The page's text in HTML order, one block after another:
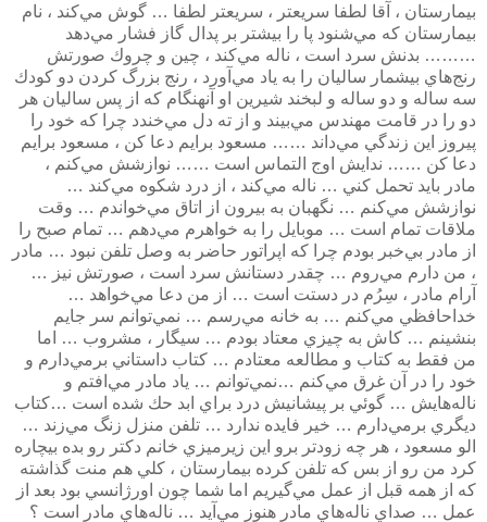
بيمارستان ، آقا لطفا سريعتر ، سريعتر لطفا … گوش مي‌كند ، ‌نام
بيمارستان كه مي‌شنود پا را بيشتر بر پدال گاز فشار مي‌دهد
……… بدنش سرد است ،‌ ناله مي‌كند ، ‌چين و چروك صورتش
رنج‌هاي بيشمار ساليان را به ياد مي‌آورد ، رنج بزرگ كردن دو كودك
سه ساله و دو ساله و لبخند شيرين او آنهنگام كه از پس ساليان هر
دو را در قامت مهندس مي‌بيند و از ته دل مي‌خندد چرا كه خود را
پيروز اين زندگي مي‌داند …… مسعود برايم دعا كن ،‌ مسعود برايم
دعا كن …… ندايش اوج التماس است …… نوازشش مي‌كنم ،‌
مادر بايد تحمل كني … ناله مي‌كند ، ‌از درد شكوه مي‌كند …
نوازشش مي‌كنم … نگهبان به بيرون از اتاق مي‌خواندم … وقت
ملاقات تمام است … موبايل را به خواهرم مي‌دهم … تمام صبح را
از مادر بي‌خبر بودم چرا كه اپراتور حاضر به وصل تلفن نبود … مادر
، من دارم مي‌روم … چقدر دستانش سرد است ، صورتش نيز …
آرام مادر ، سِرُم در دستت است … از من دعا مي‌خواهد …
خداحافظي مي‌كنم … به خانه مي‌رسم … نمي‌توانم سر جايم
بنشينم … كاش به چيزي معتاد بودم … سيگار ، مشروب … اما
من فقط به كتاب و مطالعه معتادم … كتاب داستاني برمي‌دارم و
خود را در آن غرق مي‌كنم …نمي‌توانم … ياد مادر مي‌افتم و
ناله‌هايش … گوئي بر پيشانيش درد براي ابد حك شده است …كتاب
ديگري بر‌مي‌دارم … خير فايده ندارد … تلفن منزل زنگ مي‌زند …
الو مسعود ، هر چه زودتر برو اين زيرميزي خانم دكتر رو بده بيچاره
كرد من رو از بس كه تلفن كرده بيمارستان ،‌ كلي هم منت گذاشته
كه از همه قبل از عمل مي‌گيريم اما شما چون اورژانسي بود بعد از
عمل … صداي ناله‌هاي مادر هنوز مي‌آيد … ناله‌هاي مادر است ؟